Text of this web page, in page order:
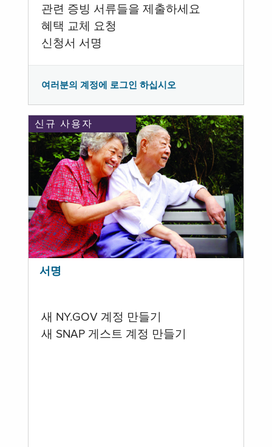
관련 증빙 서류들을 제출하세요
혜택 교체 요청
신청서 서명
여러분의 계정에 로그인 하십시오
신규 사용자
서명
새 NY.GOV 계정 만들기
새 SNAP 게스트 계정 만들기